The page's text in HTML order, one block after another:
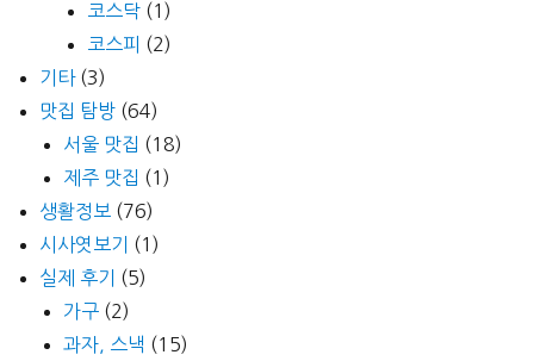
코스닥 (1)
코스피 (2)
기타(3)
맛집 탐방 (64)
서울 맛집 (18)
제주 맛집 (1)
생활정보 (76)
시사엿보기
(1)
실제 후기
(5)
가구 (2)
과자, 스낵 (15)